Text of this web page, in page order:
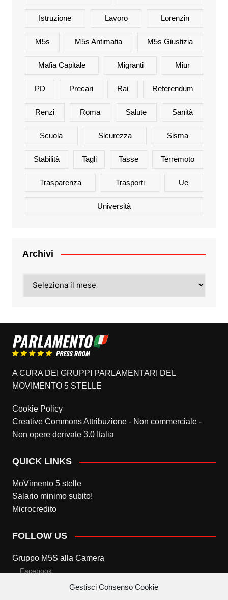
Gestisci Consenso Cookie
Istruzione Lavoro Lorenzin
M5s M5s Antimafia M5s Giustizia
Mafia Capitale Migranti Miur
PD Precari Rai Referendum
Renzi Roma Salute Sanità
Scuola Sicurezza Sisma
Stabilità Tagli Tasse Terremoto
Trasparenza Trasporti Ue
Università
Archivi
A CURA DEI GRUPPI PARLAMENTARI DEL
MOVIMENTO 5 STELLE
Cookie Policy
Creative Commons Attribuzione - Non commerciale -
Non opere derivate 3.0 Italia
QUICK LINKS
MoVimento 5 stelle
Salario minimo subito!
Microcredito
FOLLOW US
Gruppo M5S alla Camera
Facebook